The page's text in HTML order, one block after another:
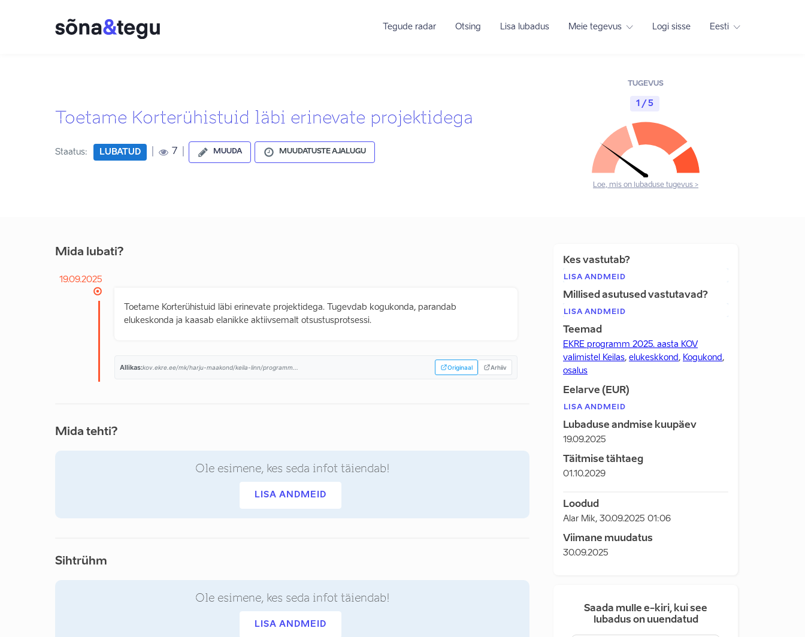
Tegude radar Otsing Lisa lubadus Meie tegevus Logi sisse Eesti
Toetame Korterühistuid läbi erinevate projektidega
Staatus: LUBATUD 7 MUUDA MUUDATUSTE AJALUGU
TUGEVUS
1 / 5
Loe, mis on lubaduse tugevus >
Mida lubati?
19.09.2025
Toetame Korterühistuid läbi erinevate projektidega. Tugevdab kogukonda, parandab
elukeskonda ja kaasab elanikke aktiivsemalt otsustusprotsessi.
Allikas:kov.ekre.ee/mk/harju-maakond/keila-linn/programm... Originaal Arhiiv
Mida tehti?
Ole esimene, kes seda infot täiendab!
LISA ANDMEID
Sihtrühm
Ole esimene, kes seda infot täiendab!
LISA ANDMEID
Kes vastutab?
LISA ANDMEID
Millised asutused vastutavad?
LISA ANDMEID
Teemad
EKRE programm 2025. aasta KOV
valimistel Keilas, elukeskkond , Kogukond ,
osalus
Eelarve (EUR)
LISA ANDMEID
Lubaduse andmise kuupäev
19.09.2025
Täitmise tähtaeg
01.10.2029
Loodud
Alar Mik, 30.09.2025 01:06
Viimane muudatus
30.09.2025
Saada mulle e-kiri, kui see
lubadus on uuendatud